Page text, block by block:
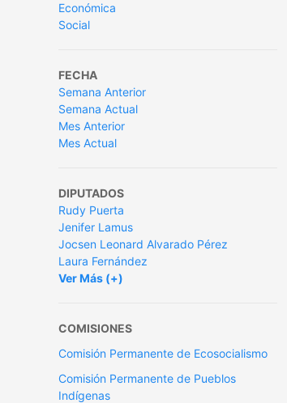
Económica
Social
FECHA
Semana Anterior
Semana Actual
Mes Anterior
Mes Actual
DIPUTADOS
Rudy Puerta
Jenifer Lamus
Jocsen Leonard Alvarado Pérez
Laura Fernández
Ver Más (+)
COMISIONES
Comisión Permanente de Ecosocialismo
Comisión Permanente de Pueblos
Indígenas